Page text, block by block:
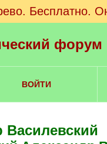
Бесплатно.
ВОЙТИ
Василевский